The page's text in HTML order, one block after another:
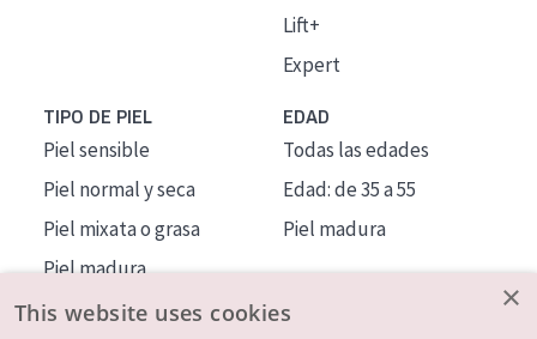
Lift+
Expert
TIPO DE PIEL
Piel sensible
Piel normal y seca
Piel mixata o grasa
Piel madura
Piel expuesta al sol
EDAD
Todas las edades
Edad: de 35 a 55
Piel madura
×
This website uses cookies